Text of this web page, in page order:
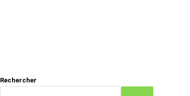
Rechercher